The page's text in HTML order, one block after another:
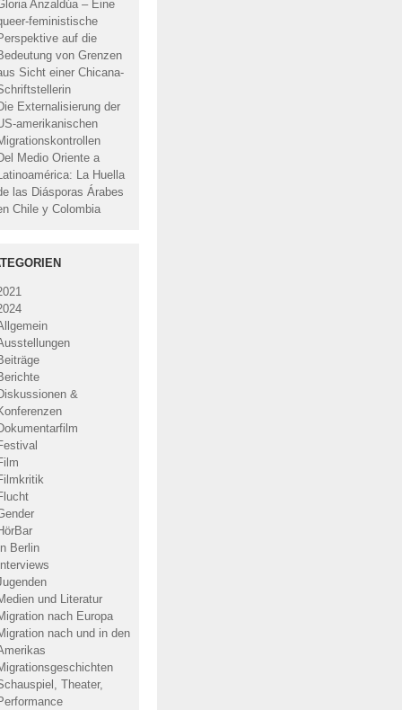
Anzaldúa – Eine
feministische
auf die
von Grenzen
Sicht einer Chicana-
Externalisierung der
amerikanischen
Medio Oriente a
La Huella
las Diásporas Árabes
Chile y Colombia
&
Berlin
und Literatur
nach Europa
nach und in den
Theater,